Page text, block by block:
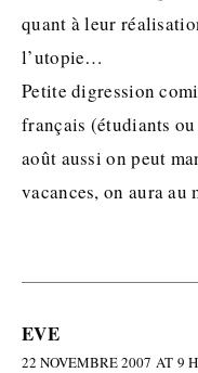
quant à leur
l’utopie…
Petite digression
français (étudiants
août aussi on peut
vacances, on aura au
EVE
22 NOVEMBRE 2007 AT 9